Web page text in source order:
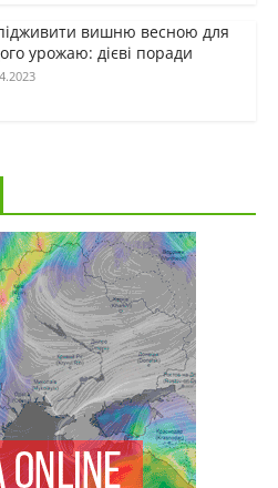
вишню весною для
урожаю: дієві поради